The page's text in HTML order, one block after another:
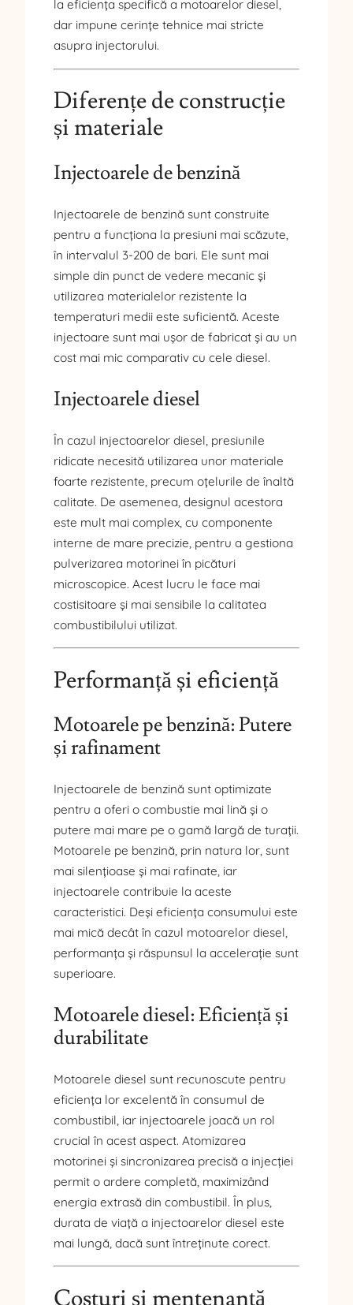
la eficiența specifică a motoarelor diesel,
dar impune cerințe tehnice mai stricte
asupra injectorului.
Diferențe de construcție
și materiale
Injectoarele de benzină
Injectoarele de benzină sunt construite
pentru a funcționa la presiuni mai scăzute,
în intervalul 3-200 de bari. Ele sunt mai
simple din punct de vedere mecanic și
utilizarea materialelor rezistente la
temperaturi medii este suficientă. Aceste
injectoare sunt mai ușor de fabricat și au un
cost mai mic comparativ cu cele diesel.
Injectoarele diesel
În cazul injectoarelor diesel, presiunile
ridicate necesită utilizarea unor materiale
foarte rezistente, precum oțelurile de înaltă
calitate. De asemenea, designul acestora
este mult mai complex, cu componente
interne de mare precizie, pentru a gestiona
pulverizarea motorinei în picături
microscopice. Acest lucru le face mai
costisitoare și mai sensibile la calitatea
combustibilului utilizat.
Performanță și eficiență
Motoarele pe benzină: Putere
și rafinament
Injectoarele de benzină sunt optimizate
pentru a oferi o combustie mai lină și o
putere mai mare pe o gamă largă de turații.
Motoarele pe benzină, prin natura lor, sunt
mai silențioase și mai rafinate, iar
injectoarele contribuie la aceste
caracteristici. Deși eficiența consumului este
mai mică decât în cazul motoarelor diesel,
performanța și răspunsul la accelerație sunt
superioare.
Motoarele diesel: Eficiență și
durabilitate
Motoarele diesel sunt recunoscute pentru
eficiența lor excelentă în consumul de
combustibil, iar injectoarele joacă un rol
crucial în acest aspect. Atomizarea
motorinei și sincronizarea precisă a injecției
permit o ardere completă, maximizând
energia extrasă din combustibil. În plus,
durata de viață a injectoarelor diesel este
mai lungă, dacă sunt întreținute corect.
Costuri și mentenanță